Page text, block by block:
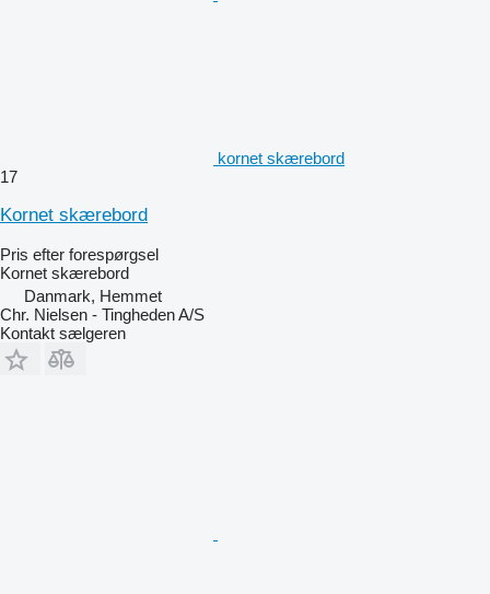
kornet skærebord
17
Kornet skærebord
Pris efter forespørgsel
Kornet skærebord
Danmark, Hemmet
Chr. Nielsen - Tingheden A/S
Kontakt sælgeren